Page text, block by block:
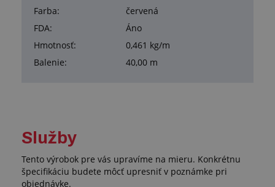
Farba:
červená
FDA:
Áno
Hmotnosť:
0,461 kg/m
Balenie:
40,00 m
Služby
Tento výrobok pre vás upravíme na mieru. Konkrétnu
špecifikáciu budete môcť upresniť v poznámke pri
objednávke.